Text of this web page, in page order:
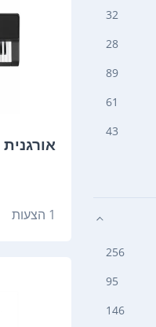
32
28
89
61
43
256
95
146
‏אורגנית Casio CTX700 קסיו
1 הצעות